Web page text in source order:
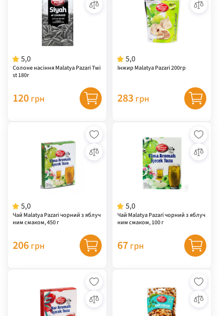
5,0
Солоне насіння Malatya Pazari Twi
st 180г
120 грн
5,0
Інжир Malatya Pazari 200гр
283 грн
5,0
Чай Malatya Pazari чорний з яблуч
ним смаком, 450 г
206 грн
5,0
Чай Malatya Pazari чорний з яблуч
ним смаком, 100 г
67 грн